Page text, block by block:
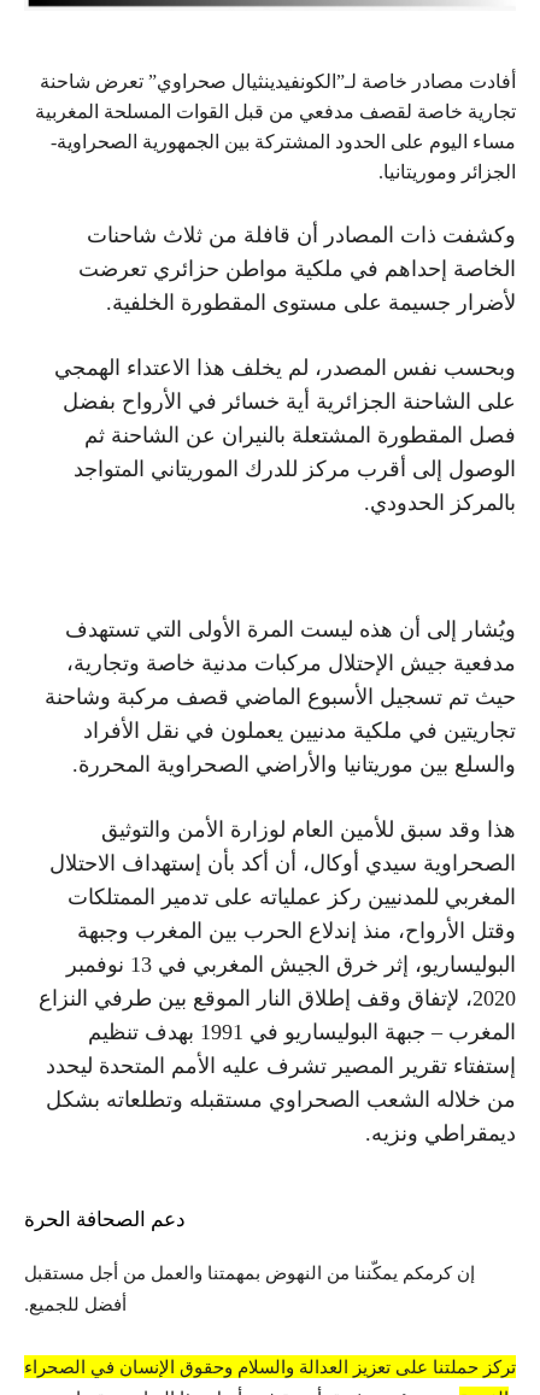
أفادت مصادر خاصة لـ”الكونفيدينثيال صحراوي” تعرض شاحنة
تجارية خاصة لقصف مدفعي من قبل القوات المسلحة المغربية
مساء اليوم على الحدود المشتركة بين الجمهورية الصحراوية-
الجزائر وموريتانيا.
وكشفت ذات المصادر أن قافلة من ثلاث شاحنات
الخاصة إحداهم في ملكية مواطن حزائري تعرضت
لأضرار جسيمة على مستوى المقطورة الخلفية.
وبحسب نفس المصدر، لم يخلف هذا الاعتداء الهمجي
على الشاحنة الجزائرية أية خسائر في الأرواح بفضل
فصل المقطورة المشتعلة بالنيران عن الشاحنة ثم
الوصول إلى أقرب مركز للدرك الموريتاني المتواجد
بالمركز الحدودي.
ويُشار إلى أن هذه ليست المرة الأولى التي تستهدف
مدفعية جيش الإحتلال مركبات مدنية خاصة وتجارية،
حيث تم تسجيل الأسبوع الماضي قصف مركبة وشاحنة
تجاريتين في ملكية مدنيين يعملون في نقل الأفراد
والسلع بين موريتانيا والأراضي الصحراوية المحررة.
هذا وقد سبق للأمين العام لوزارة الأمن والتوثيق
الصحراوية سيدي أوكال، أن أكد بأن إستهداف الاحتلال
المغربي للمدنيين ركز عملياته على تدمير الممتلكات
وقتل الأرواح، منذ إندلاع الحرب بين المغرب وجبهة
البوليساريو، إثر خرق الجيش المغربي في 13 نوفمبر
2020، لإتفاق وقف إطلاق النار الموقع بين طرفي النزاع
المغرب – جبهة البوليساريو في 1991 بهدف تنظيم
إستفتاء تقرير المصير تشرف عليه الأمم المتحدة ليحدد
من خلاله الشعب الصحراوي مستقبله وتطلعاته بشكل
ديمقراطي ونزيه.
دعم الصحافة الحرة
إن كرمكم يمكّننا من النهوض بمهمتنا والعمل من أجل مستقبل
أفضل للجميع.
تركز حملتنا على تعزيز العدالة والسلام وحقوق الإنسان في الصحراء